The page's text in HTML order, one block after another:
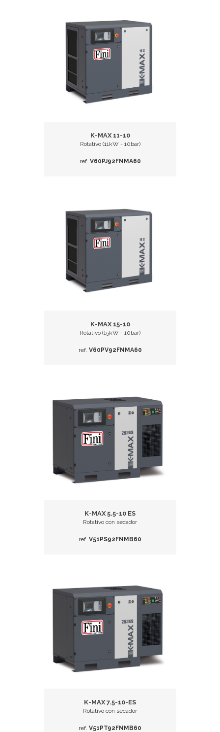
K-MAX 11-10
Rotativo (11kW - 10bar)
ref. V60PJ92FNMA60
K-MAX 15-10
Rotativo (15kW - 10bar)
ref. V60PV92FNMA60
K-MAX 5.5-10 ES
Rotativo con secador
ref. V51PS92FNMB60
K-MAX 7.5-10-ES
Rotativo con secador
ref. V51PT92FNMB60